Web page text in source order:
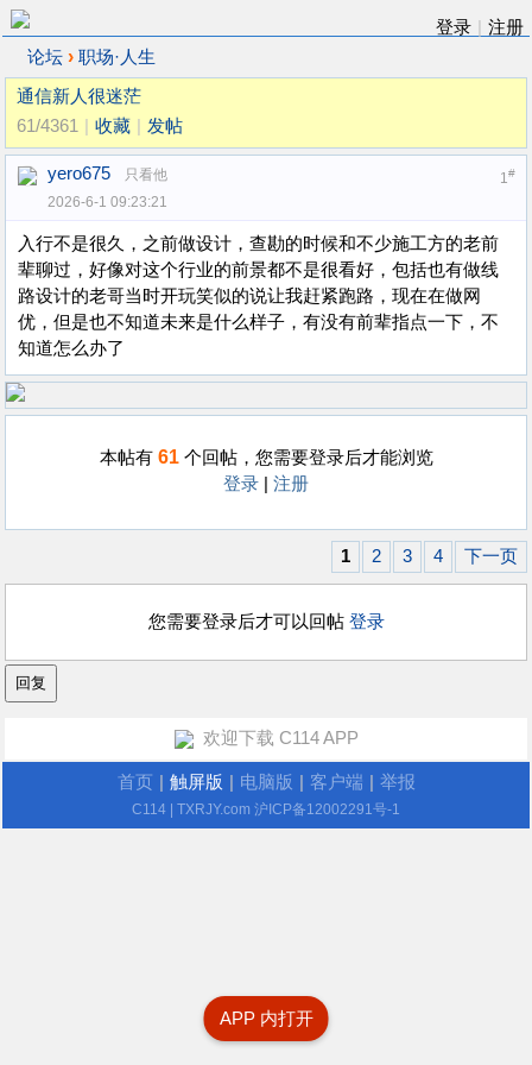
登录
注册
论坛 › 职场·人生
通信新人很迷茫
61/4361
收藏 发帖
1#
yero675
只看他
2026-6-1 09:23:21
入行不是很久，之前做设计，查勘的时候和不少施工方的老前
辈聊过，好像对这个行业的前景都不是很看好，包括也有做线
路设计的老哥当时开玩笑似的说让我赶紧跑路，现在在做网
优，但是也不知道未来是什么样子，有没有前辈指点一下，不
知道怎么办了
本帖有 61个回帖，您需要登录后才能浏览
登录
注册
1 2 3 4 下一页
您需要登录后才可以回帖 登录
APP 内打开
欢迎下载 C114 APP
首页 触屏版 电脑版 客户端 举报
C114 | TXRJY.com 沪ICP备12002291号-1